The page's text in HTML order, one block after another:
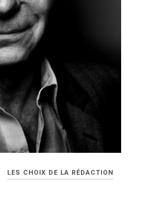
LES CHOIX DE LA RÉDACTION